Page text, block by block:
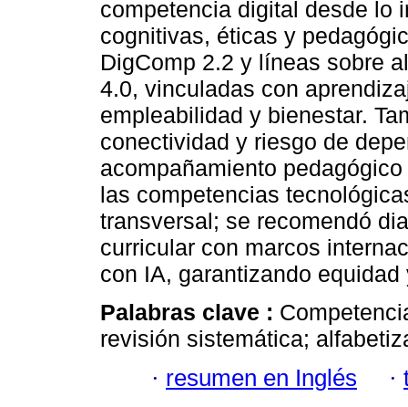
competencia digital desde lo
cognitivas, éticas y
DigComp 2.2 y líneas sobre
4.0, vinculadas con
empleabilidad y bienestar.
conectividad y riesgo de
acompañamiento
las competencias
transversal; se recomendó
curricular con marcos
con IA, garantizando
Palabras clave :
revisión sistemática;
· resumen en Inglés ·